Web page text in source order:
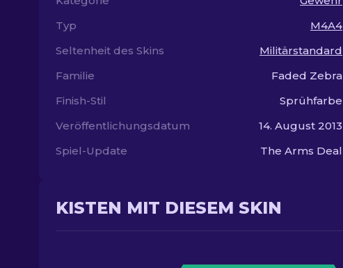
Typ
M4A4
Seltenheit des Skins
Militärstandard
Familie
Faded Zebra
Finish-Stil
Sprühfarbe
Veröffentlichungsdatum
14. August 2013
Spiel-Update
The Arms Deal
KISTEN MIT DIESEM SKIN